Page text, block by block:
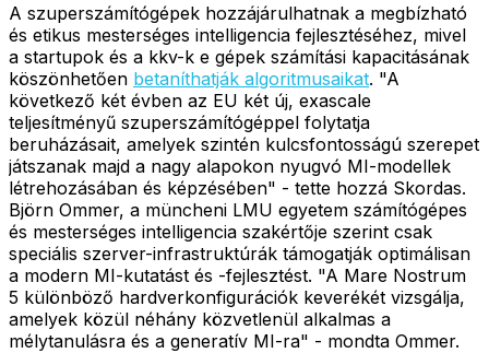
A szuperszámítógépek hozzájárulhatnak a megbízható
és etikus mesterséges intelligencia fejlesztéséhez, mivel
a startupok és a kkv-k e gépek számítási kapacitásának
köszönhetően betaníthatják algoritmusaikat. "A
következő két évben az EU két új, exascale
teljesítményű szuperszámítógéppel folytatja
beruházásait, amelyek szintén kulcsfontosságú szerepet
játszanak majd a nagy alapokon nyugvó MI-modellek
létrehozásában és képzésében" - tette hozzá Skordas.
Björn Ommer, a müncheni LMU egyetem számítógépes
és mesterséges intelligencia szakértője szerint csak
speciális szerver-infrastruktúrák támogatják optimálisan
a modern MI-kutatást és -fejlesztést. "A Mare Nostrum
5 különböző hardverkonfigurációk keverékét vizsgálja,
amelyek közül néhány közvetlenül alkalmas a
mélytanulásra és a generatív MI-ra" - mondta Ommer.